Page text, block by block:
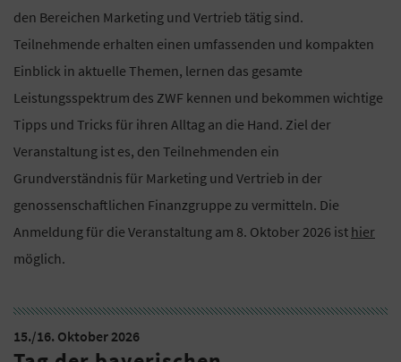
den Bereichen Marketing und Vertrieb tätig sind.
Teilnehmende erhalten einen umfassenden und kompakten
Einblick in aktuelle Themen, lernen das gesamte
Leistungsspektrum des ZWF kennen und bekommen wichtige
Tipps und Tricks für ihren Alltag an die Hand. Ziel der
Veranstaltung ist es, den Teilnehmenden ein
Grundverständnis für Marketing und Vertrieb in der
genossenschaftlichen Finanzgruppe zu vermitteln. Die
Anmeldung für die Veranstaltung am 8. Oktober 2026 ist hier
möglich.
15./16. Oktober 2026